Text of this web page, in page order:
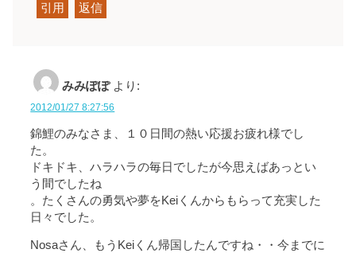
引用 返信
みみぽぽ より:
2012/01/27 8:27:56
錦鯉のみなさま、１０日間の熱い応援お疲れ様でし
た。
ドキドキ、ハラハラの毎日でしたが今思えばあっとい
う間でしたね
。たくさんの勇気や夢をKeiくんからもらって充実した
日々でした。
Nosaさん、もうKeiくん帰国したんですね・・今までに